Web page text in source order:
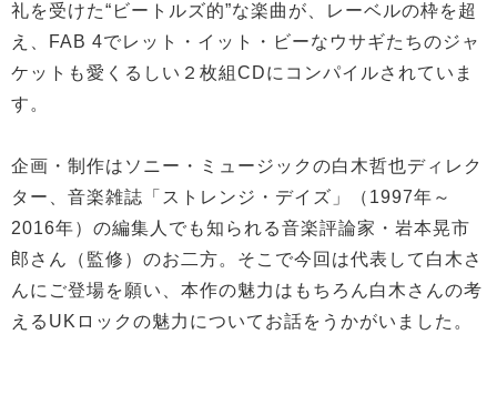
礼を受けた“ビートルズ的”な楽曲が、レーベルの枠を超
え、FAB 4でレット・イット・ビーなウサギたちのジャ
ケットも愛くるしい２枚組CDにコンパイルされていま
す。
企画・制作はソニー・ミュージックの白木哲也ディレク
ター、音楽雑誌「ストレンジ・デイズ」（1997年～
2016年）の編集人でも知られる音楽評論家・岩本晃市
郎さん（監修）のお二方。そこで今回は代表して白木さ
んにご登場を願い、本作の魅力はもちろん白木さんの考
えるUKロックの魅力についてお話をうかがいました。